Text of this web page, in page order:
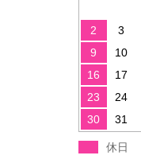
2
3
9
10
16
17
23
24
30
31
休日